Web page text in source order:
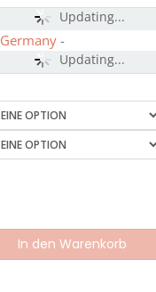
Updating...
Updating...
Germany -
In den Warenkorb